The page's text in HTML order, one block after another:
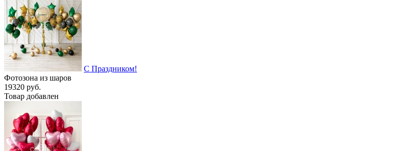
С Праздником!
Фотозона из шаров
19320 руб.
Товар добавлен